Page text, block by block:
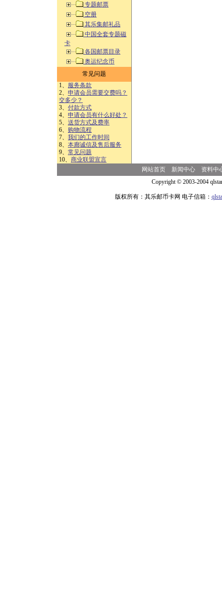
专题邮票
空册
其乐集邮礼品
中国全套专题磁
卡
各国邮票目录
奥运纪念币
常见问题
1、 服务条款
2、 申请会员需要交费吗？
交多少？
3、 付款方式
4、 申请会员有什么好处？
5、 送货方式及费率
6、 购物流程
7、 我们的工作时间
8、 本廊诚信及售后服务
9、 常见问题
10、 商业联盟宣言
网站首页 新闻中心
资料中
Copyright © 2003-2004
版权所有：其乐邮币卡网 电子信箱：